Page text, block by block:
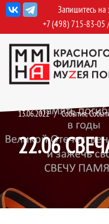
Перейти
к
содержимому
Запишитесь на
+7 (498) 715-83-05
13.06.2022 События,
22.06